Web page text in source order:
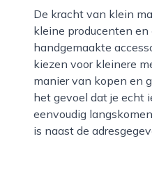
De kracht van klein maar fijn zit in het samengaan van lokale en bijzondere artikelen, veelal van
kleine producenten
handgemaakte
kiezen voor kleinere
manier van kopen en
het gevoel dat je echt
eenvoudig
is naast de